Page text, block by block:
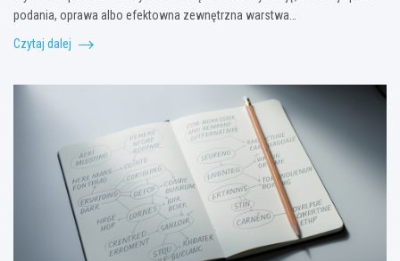
podania, oprawa albo efektowna zewnętrzna warstwa…
Czytaj dalej